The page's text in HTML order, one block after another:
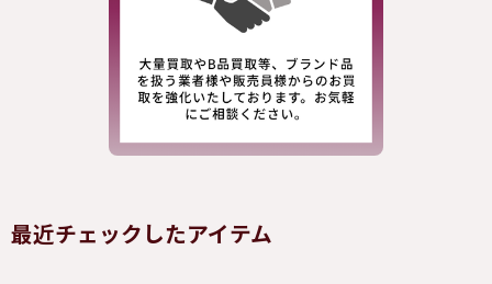
最近チェックしたアイテム